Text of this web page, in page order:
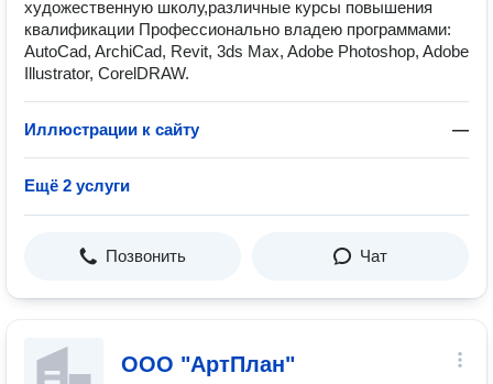
художественную школу,различные курсы повышения
квалификации Профессионально владею программами:
AutoCad, ArchiСad, Revit, 3ds Max, Adobe Photoshop, Adobe
Illustrator, CorelDRAW.
Иллюстрации к сайту —
Ещё 2 услуги
Позвонить Чат
ООО "АртПлан"